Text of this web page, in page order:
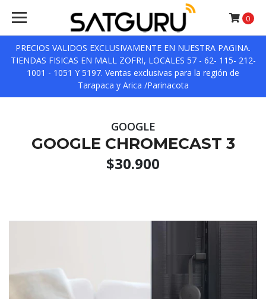
PRECIOS VALIDOS EXCLUSIVAMENTE EN NUESTRA PAGINA.
TIENDAS FISICAS EN MALL ZOFRI, LOCALES 57 - 62- 115- 212-
1001 - 1051 Y 5197. Ventas exclusivas para la región de
Tarapaca y Arica /Parinacota
0
GOOGLE
GOOGLE CHROMECAST 3
$30.900